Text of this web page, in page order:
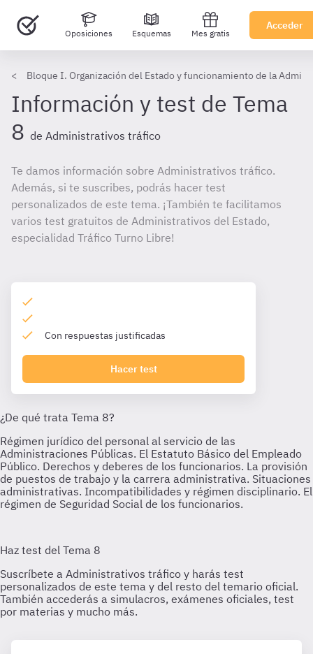
Oposiciones Esquemas Mes gratis
Acceder
Bloque I. Organización del Estado y funcionamiento de la
Información y test de Tema
8 de Administrativos tráfico
Te damos información sobre Administrativos tráfico.
Además, si te suscribes, podrás hacer test
personalizados de este tema. ¡También te facilitamos
varios test gratuitos de Administrativos del Estado,
especialidad Tráfico Turno Libre!
Con respuestas justificadas
Hacer test